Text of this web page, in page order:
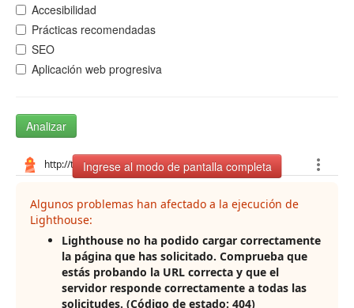
Accesibilidad
Prácticas recomendadas
SEO
Aplicación web progresiva
Analizar
Ingrese al modo de pantalla completa